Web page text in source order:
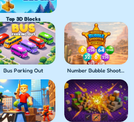
Tap 3D Blocks
Bus Parking Out Number Bubble Shooter Wild West